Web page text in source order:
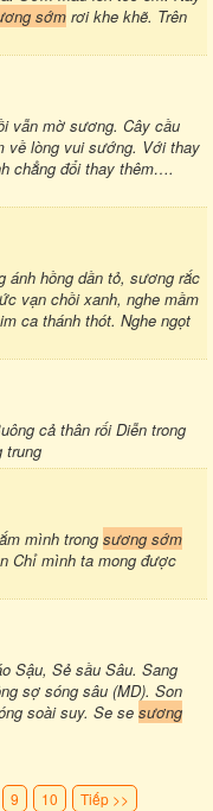
sớm rơi khe khẽ. Trên
vẫn mờ sương. Cây cầu
lòng vui sướng. Với thay
chẳng đổi thay thêm….
hồng dần tỏ, sương rắc
vạn chồi xanh, nghe mầm
ca thánh thót. Nghe ngọt
cả thân rối Diễn trong
trung
mình trong sương sớm
Chỉ mình ta mong được
Sậu, Sẻ sầu Sâu. Sang
sợ sóng sâu (MD). Son
soài suy. Se se sương
9 10 Tiếp >>